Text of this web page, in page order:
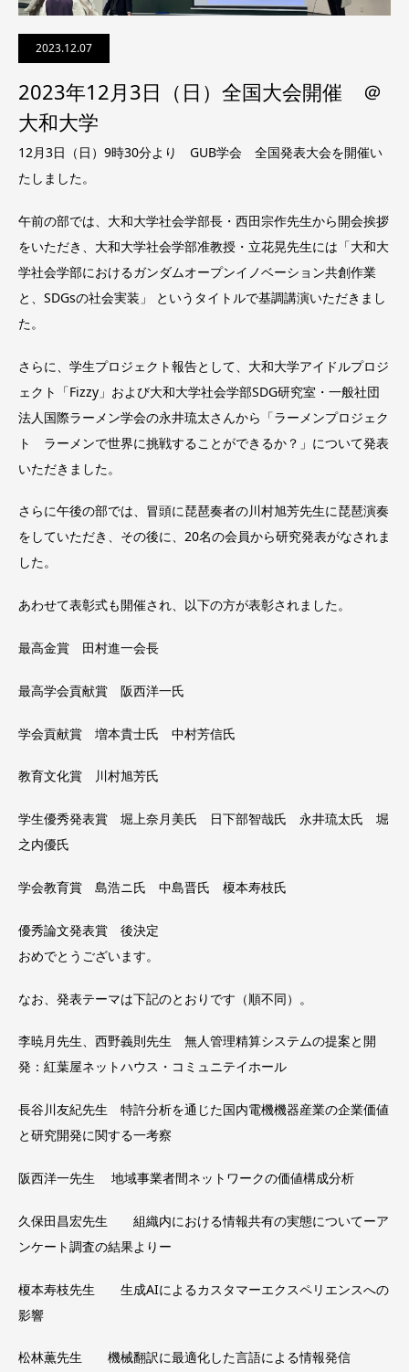
2023.12.07
2023年12月3日（日）全国大会開催 ＠
大和大学
12月3日（日）9時30分より GUB学会 全国発表大会を開催い
たしました。
午前の部では、大和大学社会学部長・西田宗作先生から開会挨拶
をいただき、大和大学社会学部准教授・立花晃先生には「大和大
学社会学部におけるガンダムオープンイノベーション共創作業
と、SDGsの社会実装」 というタイトルで基調講演いただきまし
た。
さらに、学生プロジェクト報告として、大和大学アイドルプロジ
ェクト「Fizzy」および大和大学社会学部SDG研究室・一般社団
法人国際ラーメン学会の永井琉太さんから「ラーメンプロジェク
ト ラーメンで世界に挑戦することができるか？」について発表
いただきました。
さらに午後の部では、冒頭に琵琶奏者の川村旭芳先生に琵琶演奏
をしていただき、その後に、20名の会員から研究発表がなされま
した。
あわせて表彰式も開催され、以下の方が表彰されました。
最高金賞 田村進一会長
最高学会貢献賞 阪西洋一氏
学会貢献賞 増本貴士氏 中村芳信氏
教育文化賞 川村旭芳氏
学生優秀発表賞 堀上奈月美氏 日下部智哉氏 永井琉太氏 堀
之内優氏
学会教育賞 島浩ニ氏 中島晋氏 榎本寿枝氏
優秀論文発表賞 後決定
おめでとうございます。
なお、発表テーマは下記のとおりです（順不同）。
李暁月先生、西野義則先生 無人管理精算システムの提案と開
発：紅葉屋ネットハウス・コミュニテイホール
長谷川友紀先生 特許分析を通じた国内電機機器産業の企業価値
と研究開発に関する一考察
阪西洋一先生 地域事業者間ネットワークの価値構成分析
久保田昌宏先生 組織内における情報共有の実態についてーア
ンケート調査の結果よりー
榎本寿枝先生 生成AIによるカスタマーエクスペリエンスへの
影響
松林薫先生 機械翻訳に最適化した言語による情報発信